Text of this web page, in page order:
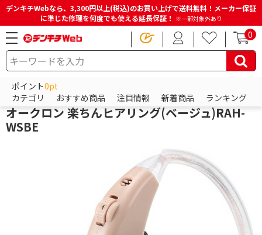
デンキチWebなら、3,300円以上(税込)のお買い上げで送料無料！メーカー保証
に準じた修理を何度でも使える延長保証！ ※一部対象外あり
0
ポイント0pt
カテゴリ
おすすめ商品 注目情報 新着商品 ランキング
HOME 商品一覧ページ ビューティー・健康家電
オークローン
オークロン 楽ちんヒアリング(ベージュ)RAH-
WSBE